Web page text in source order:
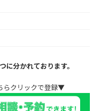
に分かれております。
らクリックで登録▼